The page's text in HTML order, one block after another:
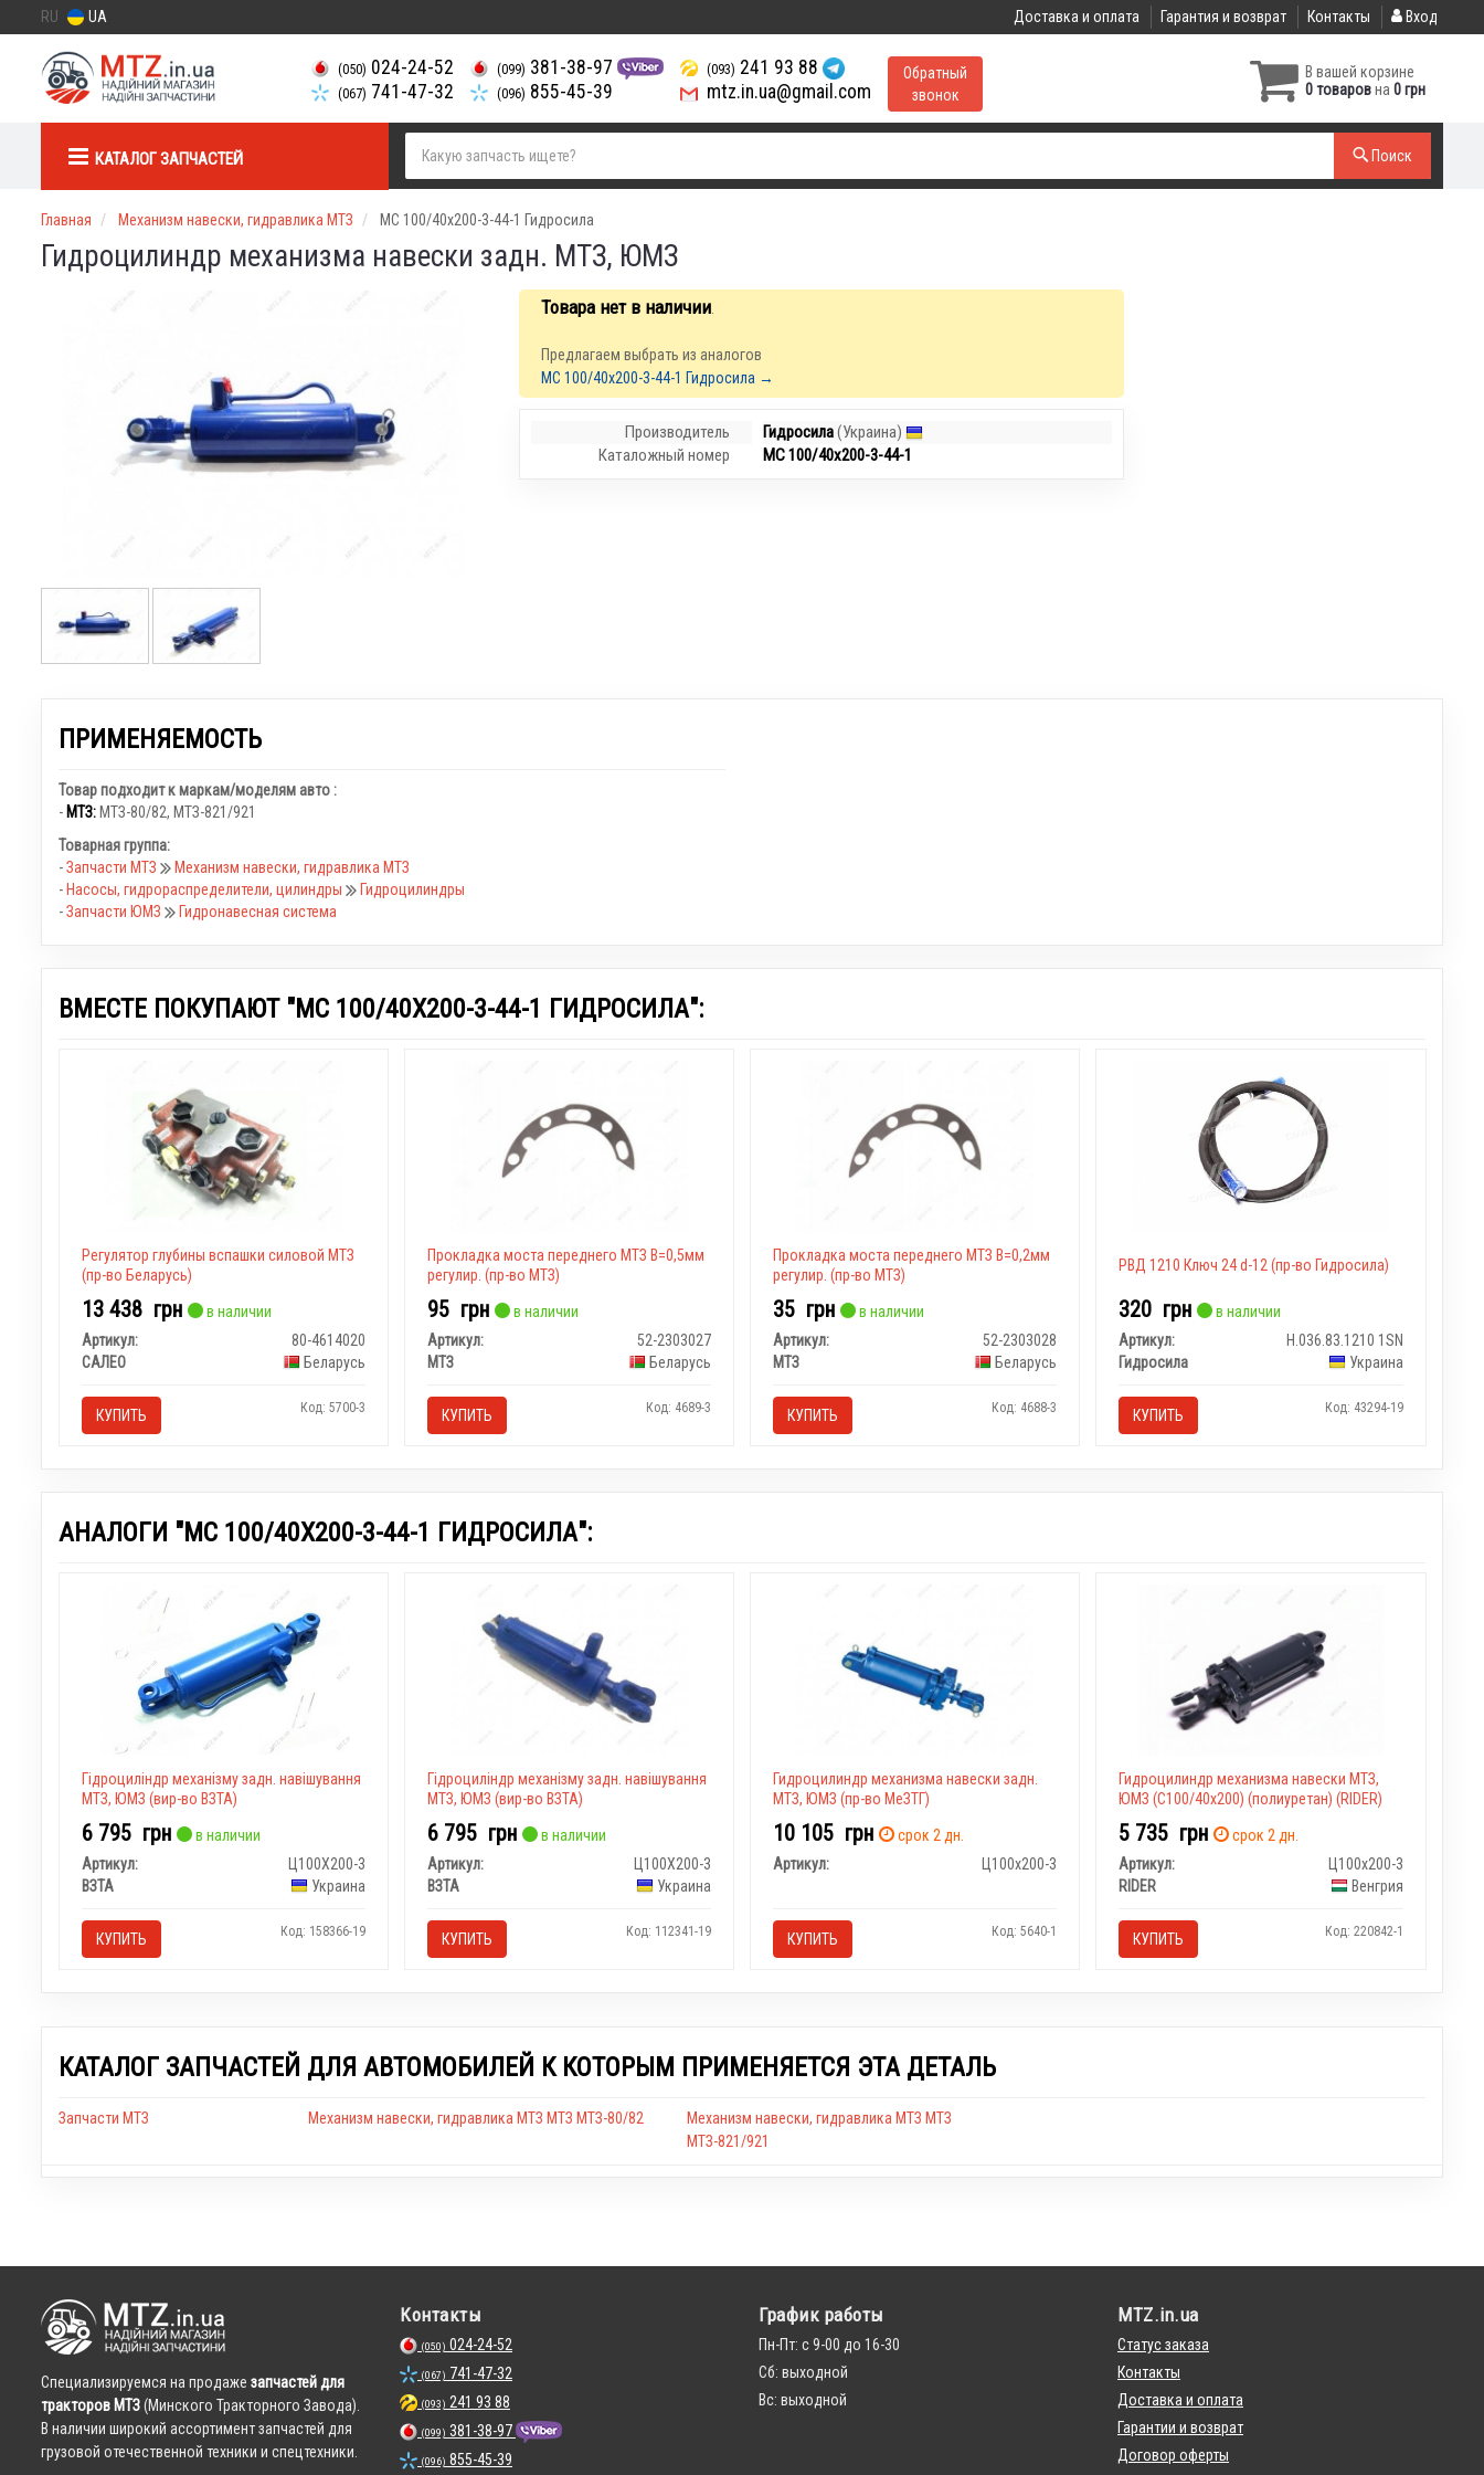
RU UA Доставка и оплата Гарантия и возврат Контакты Вход
(050) 024-24-52
(067) 741-47-32
(099) 381-38-97
(096) 855-45-39
(093) 241 93 88
mtz.in.ua@gmail.com
Обратный
звонок
В вашей корзине
0 товаровна 0 грн
КАТАЛОГ ЗАПЧАСТЕЙ Поиск
Главная Механизм навески, гидравлика МТЗ МС 100/40х200-3-44-1 Гидросила
Гидроцилиндр механизма навески задн. МТЗ, ЮМЗ
Товара нет в наличии
Предлагаем выбрать из аналогов
МС 100/40х200-3-44-1 Гидросила →
Производитель Гидросила(Украина)
Каталожный номер
МС 100/40х200-3-44-1
ПРИМЕНЯЕМОСТЬ
Товар подходит к маркам/моделям авто :
- МТЗ:МТЗ-80/82, МТЗ-821/921
Товарная группа:
-Запчасти МТЗ
Механизм навески, гидравлика МТЗ
-Насосы, гидрораспределители, цилиндры
Гидроцилиндры
-Запчасти ЮМЗ Гидронавесная система
ВМЕСТЕ ПОКУПАЮТ "МС 100/40Х200-3-44-1 ГИДРОСИЛА":
Регулятор глубины вспашки силовой МТЗ
(пр-во Беларусь)
13 438 грн
в наличии
Артикул:
80-4614020
САЛЕО
Беларусь
КУПИТЬ Код: 5700-3
Прокладка моста переднего МТЗ В=0,5мм
регулир. (пр-во МТЗ)
95 грн
в наличии
Артикул:
52-2303027
МТЗ
Беларусь
КУПИТЬ Код: 4689-3
Прокладка моста переднего МТЗ В=0,2мм
регулир. (пр-во МТЗ)
35 грн
в наличии
Артикул:
52-2303028
МТЗ
Беларусь
КУПИТЬ Код: 4688-3
РВД 1210 Ключ 24 d-12 (пр-во Гидросила)
320 грн
в наличии
Артикул:
Н.036.83.1210 1SN
Гидросила
Украина
КУПИТЬ Код: 43294-19
АНАЛОГИ "МС 100/40Х200-3-44-1 ГИДРОСИЛА":
Гідроциліндр механізму задн. навішування
МТЗ, ЮМЗ (вир-во ВЗТА)
6 795 грн
в наличии
Артикул:
Ц100X200-3
ВЗТА
Украина
КУПИТЬ Код: 158366-19
Гідроциліндр механізму задн. навішування
МТЗ, ЮМЗ (вир-во ВЗТА)
6 795 грн
в наличии
Артикул:
Ц100X200-3
ВЗТА
Украина
КУПИТЬ Код: 112341-19
Гидроцилиндр механизма навески задн.
МТЗ, ЮМЗ (пр-во МеЗТГ)
10 105 грн
срок 2 дн.
Артикул:
Ц100х200-3
КУПИТЬ Код: 5640-1
Гидроцилиндр механизма навески МТЗ,
ЮМЗ (С100/40х200) (полиуретан) (RIDER)
5 735 грн
срок 2 дн.
Артикул:
Ц100х200-3
RIDER
Венгрия
КУПИТЬ Код: 220842-1
КАТАЛОГ ЗАПЧАСТЕЙ ДЛЯ АВТОМОБИЛЕЙ К КОТОРЫМ ПРИМЕНЯЕТСЯ ЭТА ДЕТАЛЬ
Запчасти МТЗ Механизм навески, гидравлика МТЗ МТЗ МТЗ-80/82
Механизм навески, гидравлика МТЗ МТЗ
МТЗ-821/921
Cпециализируемся на продаже запчастей для
тракторов МТЗ(Минского Тракторного Завода).
В наличии широкий ассортимент запчастей для
грузовой отечественной техники и спецтехники.
Контакты
(050) 024-24-52
(067) 741-47-32
(093) 241 93 88
(099) 381-38-97
(096) 855-45-39
График работы
Пн-Пт: с 9-00 до 16-30
Сб: выходной
Вс: выходной
MTZ.in.ua
Статус заказа
Контакты
Доставка и оплата
Гарантии и возврат
Договор оферты